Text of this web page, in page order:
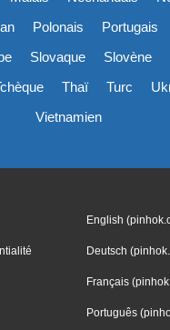
Polonais Portugais
Slovaque Slovène
Thaï Turc
Vietnamien
English
Deutsch
Français
Português